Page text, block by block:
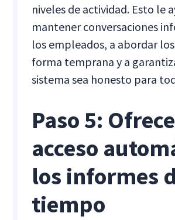
niveles de actividad. Esto le
mantener conversaciones
los empleados, a abordar
forma temprana y a
sistema sea honesto para
Paso 5:
acceso
los informes
tiempo